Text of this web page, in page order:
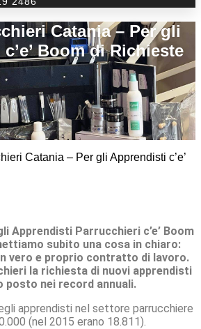
Catania – Per gli
Boom di Richieste
Catania – Per gli Apprendisti c’e’
Apprendisti Parrucchieri c’e’ Boom
subito una cosa in chiaro:
vero e proprio contratto di lavoro.
la richiesta di nuovi apprendisti
posto nei record annuali.
apprendisti nel settore parrucchiere
(nel 2015 erano 18.811).